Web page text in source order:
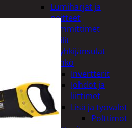
Lumiharjat ja
peitteet
Lämmittimet
Peilit
Pyyhkijänsulat
Sähkö
Invertterit
Johdot ja
liittimet
Lisä ja työvalot
Polttimot